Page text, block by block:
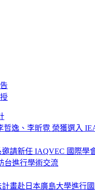
哲逸、李昕霓 榮獲選入
請新任 IAQVEC 國際學
台進行學術交流
計畫赴日本廣島大學進行